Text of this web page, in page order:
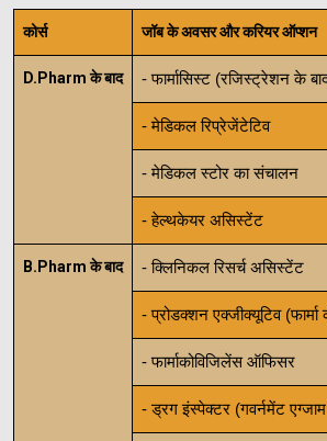
कोर्स जॉब के अवसर और करियर ऑप्शन
D.Pharm के बाद - फार्मासिस्ट (रजिस्ट्रेशन के
- मेडिकल रिप्रेजेंटेटिव
- मेडिकल स्टोर का संचालन
- हेल्थकेयर असिस्टेंट
B.Pharm के बाद - क्लिनिकल रिसर्च असिस्टेंट
- प्रोडक्शन एक्जीक्यूटिव (फार्मा
- फार्माकोविजिलेंस ऑफिसर
- ड्रग इंस्पेक्टर (गवर्नमेंट